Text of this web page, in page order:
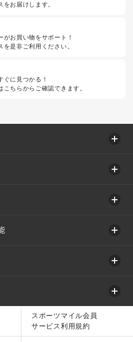
お届けします。
がお買い物をサポート！
を是非ご利用ください。
ぐに見つかる！
こちらからご確認できます。
スポーツマイル会員
サービス利用規約